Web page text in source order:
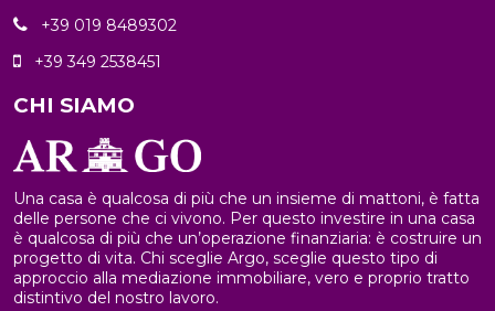
+39 019 8489302
+39 349 2538451
CHI SIAMO
Una casa è qualcosa di più che un insieme di mattoni, è fatta
delle persone che ci vivono. Per questo investire in una casa
è qualcosa di più che un’operazione finanziaria: è costruire un
progetto di vita. Chi sceglie Argo, sceglie questo tipo di
approccio alla mediazione immobiliare, vero e proprio tratto
distintivo del nostro lavoro.